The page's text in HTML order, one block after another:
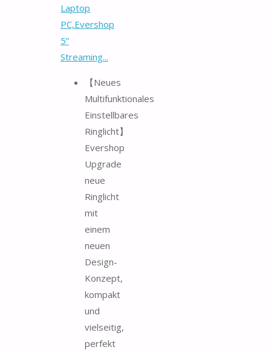
Laptop
PC,Evershop
5”
Streaming...
【Neues
Multifunktionales
Einstellbares
Ringlicht】
Evershop
Upgrade
neue
Ringlicht
mit
einem
neuen
Design-
Konzept,
kompakt
und
vielseitig,
perfekt